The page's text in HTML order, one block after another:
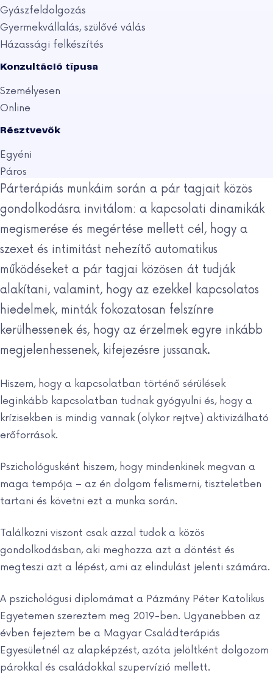
Gyászfeldolgozás
Gyermekvállalás, szülővé válás
Házassági felkészítés
Konzultáció típusa
Személyesen
Online
Résztvevők
Egyéni
Páros
Párterápiás munkáim során a pár tagjait közös
gondolkodásra invitálom: a kapcsolati dinamikák
megismerése és megértése mellett cél, hogy a
szexet és intimitást nehezítő automatikus
működéseket a pár tagjai közösen át tudják
alakítani, valamint, hogy az ezekkel kapcsolatos
hiedelmek, minták fokozatosan felszínre
kerülhessenek és, hogy az érzelmek egyre inkább
megjelenhessenek, kifejezésre jussanak.
Hiszem, hogy a kapcsolatban történő sérülések
leginkább kapcsolatban tudnak gyógyulni és, hogy a
krízisekben is mindig vannak (olykor rejtve) aktivizálható
erőforrások.
Pszichológusként hiszem, hogy mindenkinek megvan a
maga tempója – az én dolgom felismerni, tiszteletben
tartani és követni ezt a munka során.
Találkozni viszont csak azzal tudok a közös
gondolkodásban, aki meghozza azt a döntést és
megteszi azt a lépést, ami az elindulást jelenti számára.
A pszichológusi diplomámat a Pázmány Péter Katolikus
Egyetemen szereztem meg 2019-ben. Ugyanebben az
évben fejeztem be a Magyar Családterápiás
Egyesületnél az alapképzést, azóta jelöltként dolgozom
párokkal és családokkal szupervízió mellett.